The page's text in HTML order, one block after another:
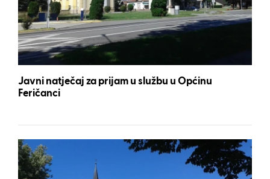
Javni natječaj za prijam u službu u Općinu
Feričanci